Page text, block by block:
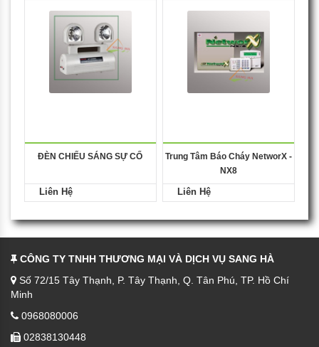
ĐÈN CHIẾU SÁNG SỰ CỐ
Liên Hệ
Trung Tâm Báo Cháy NetworX -
NX8
Liên Hệ
CÔNG TY TNHH THƯƠNG MẠI VÀ DỊCH VỤ SANG HÀ
Số 72/15 Tây Thạnh, P. Tây Thạnh, Q. Tân Phú, TP. Hồ Chí
Minh
0968080006
02838130448